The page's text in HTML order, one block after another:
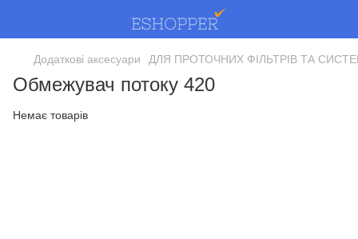
Додаткові аксесуари ДЛЯ ПРОТОЧНИХ ФІЛЬТРІВ ТА
Обмежувач потоку 420
Немає товарів